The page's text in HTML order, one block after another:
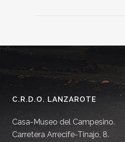
C.R.D.O. LANZAROTE
Casa-Museo del Campesino.
Carretera Arrecife-Tinajo, 8.